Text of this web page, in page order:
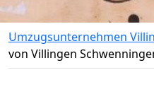
Umzugsunternehmen
von Villingen